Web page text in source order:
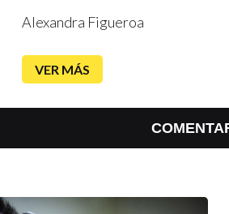
Alexandra Figueroa
VER MÁS